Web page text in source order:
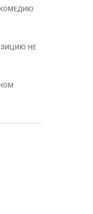
НЕ